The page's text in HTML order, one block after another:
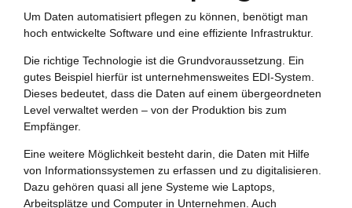
Um Daten automatisiert pflegen zu können, benötigt man
hoch entwickelte Software und eine effiziente Infrastruktur.
Die richtige Technologie ist die Grundvoraussetzung. Ein
gutes Beispiel hierfür ist unternehmensweites EDI-System.
Dieses bedeutet, dass die Daten auf einem übergeordneten
Level verwaltet werden – von der Produktion bis zum
Empfänger.
Eine weitere Möglichkeit besteht darin, die Daten mit Hilfe
von Informationssystemen zu erfassen und zu digitalisieren.
Dazu gehören quasi all jene Systeme wie Laptops,
Arbeitsplätze und Computer in Unternehmen. Auch